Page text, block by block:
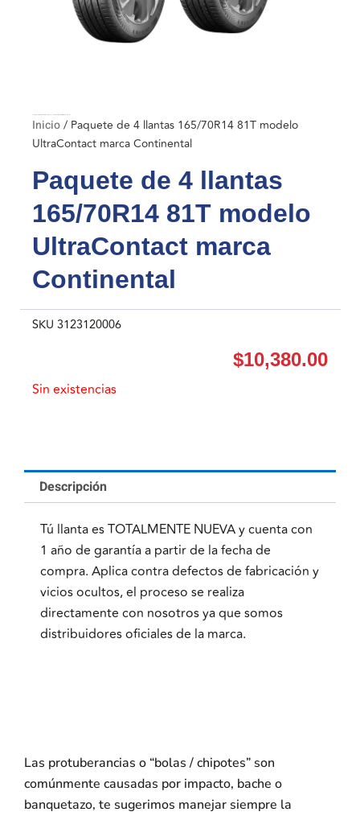
Inicio/ Paquete de 4 llantas 165/70R14 81T modelo
UltraContact marca Continental
Paquete de 4 llantas
165/70R14 81T modelo
UltraContact marca
Continental
SKU 3123120006
$10,380.00
Sin existencias
Descripción
Tú llanta es TOTALMENTE NUEVA y cuenta con
1 año de garantía a partir de la fecha de
compra. Aplica contra defectos de fabricación y
vicios ocultos, el proceso se realiza
directamente con nosotros ya que somos
distribuidores oficiales de la marca.
Las protuberancias o “bolas / chipotes” son
comúnmente causadas por impacto, bache o
banquetazo, te sugerimos manejar siempre la